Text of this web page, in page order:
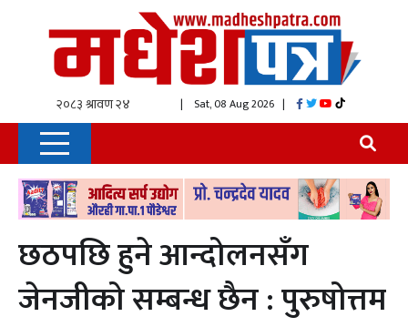
| Sat, 08 Aug 2026 |
छठपछि हुने आन्दोलनसँग
जेनजीको सम्बन्ध छैन : पुरुषोत्तम